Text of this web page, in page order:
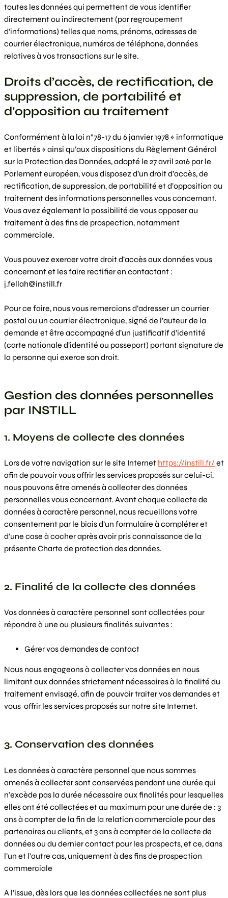
toutes les données qui permettent de vous identifier
directement ou indirectement (par regroupement
d’informations) telles que noms, prénoms, adresses de
courrier électronique, numéros de téléphone, données
relatives à vos transactions sur le site.
Droits d’accès, de rectification, de
suppression, de portabilité et
d’opposition au traitement
Conformément à la loi n°78-17 du 6 janvier 1978 « informatique
et libertés » ainsi qu’aux dispositions du Règlement Général
sur la Protection des Données, adopté le 27 avril 2016 par le
Parlement européen, vous disposez d’un droit d’accès, de
rectification, de suppression, de portabilité et d’opposition au
traitement des informations personnelles vous concernant.
Vous avez également la possibilité de vous opposer au
traitement à des fins de prospection, notamment
commerciale.
Vous pouvez exercer votre droit d’accès aux données vous
concernant et les faire rectifier en contactant :
j.fellah@instill.fr
Pour ce faire, nous vous remercions d’adresser un courrier
postal ou un courrier électronique, signé de l’auteur de la
demande et être accompagné d’un justificatif d’identité
(carte nationale d’identité ou passeport) portant signature de
la personne qui exerce son droit.
Gestion des données personnelles
par INSTILL
1. Moyens de collecte des données
Lors de votre navigation sur le site Internet https://instill.fr/ et
afin de pouvoir vous offrir les services proposés sur celui-ci,
nous pouvons être amenés à collecter des données
personnelles vous concernant. Avant chaque collecte de
données à caractère personnel, nous recueillons votre
consentement par le biais d’un formulaire à compléter et
d’une case à cocher après avoir pris connaissance de la
présente Charte de protection des données.
2. Finalité de la collecte des données
Vos données à caractère personnel sont collectées pour
répondre à une ou plusieurs finalités suivantes :
Gérer vos demandes de contact
Nous nous engageons à collecter vos données en nous
limitant aux données strictement nécessaires à la finalité du
traitement envisagé, afin de pouvoir traiter vos demandes et
vous offrir les services proposés sur notre site Internet.
3. Conservation des données
Les données à caractère personnel que nous sommes
amenés à collecter sont conservées pendant une durée qui
n’excède pas la durée nécessaire aux finalités pour lesquelles
elles ont été collectées et au maximum pour une durée de : 3
ans à compter de la fin de la relation commerciale pour des
partenaires ou clients, et 3 ans à compter de la collecte de
données ou du dernier contact pour les prospects, et ce, dans
l’un et l’autre cas, uniquement à des fins de prospection
commerciale
A l’issue, dès lors que les données collectées ne sont plus